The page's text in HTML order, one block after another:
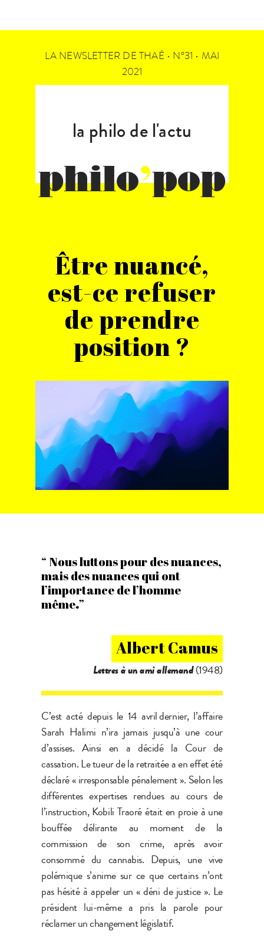
LA NEWSLETTER DE THAÉ • N°31 • MAI
2021
la philo de l'actu
philo’pop
Être nuancé,
est-ce refuser
de prendre
position ?
“ Nous luttons pour des nuances,
mais des nuances qui ont
l’importance de l’homme
même.”
Albert Camus
Lettres à un ami allemand(1948)
C’est acté depuis le 14 avril dernier, l’affaire
Sarah Halimi n’ira jamais jusqu’à une cour
d’assises. Ainsi en a décidé la Cour de
cassation. Le tueur de la retraitée a en effet été
déclaré « irresponsable pénalement ». Selon les
différentes expertises rendues au cours de
l’instruction, Kobili Traoré était en proie à une
bouffée délirante au moment de la
commission de son crime, après avoir
consommé du cannabis. Depuis, une vive
polémique s’anime sur ce que certains n’ont
pas hésité à appeler un « déni de justice ». Le
président lui-même a pris la parole pour
réclamer un changement législatif.